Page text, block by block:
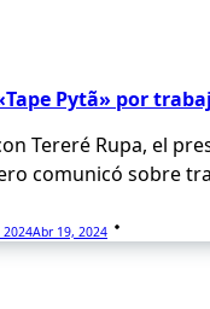
Pytã» por
Tereré Rupa, el
comunicó sobre
2024Abr 19, 2024